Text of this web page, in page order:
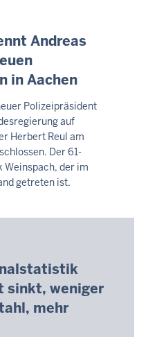
Andreas
in Aachen
Polizeipräsident
auf
Herbert Reul am
Der 61-
der im
getreten ist.
sinkt, weniger
mehr